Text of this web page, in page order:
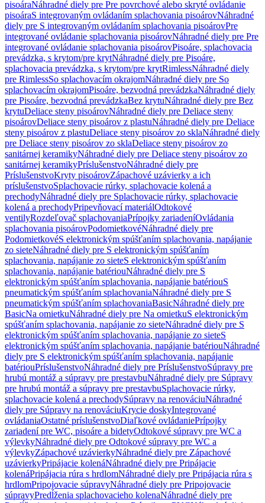
pisoáraNáhradné diely pre Pre povrchové alebo skryté ovládanie
pisoáraS integrovaným ovládaním splachovania pisoárovNáhradné
diely pre S integrovaným ovládaním splachovania pisoárovPre
integrované ovládanie splachovania pisoárovNáhradné diely pre Pre
integrované ovládanie splachovania pisoárovPisoáre, splachovacia
prevádzka, s krytom/pre krytNáhradné diely pre Pisoáre,
splachovacia prevádzka, s krytom/pre krytRimlessNáhradné diely
pre RimlessSo splachovacím okrajomNáhradné diely pre So
splachovacím okrajomPisoáre, bezvodná prevádzkaNáhradné diely
pre Pisoáre, bezvodná prevádzkaBez krytuNáhradné diely pre Bez
krytuDeliace steny pisoárovNáhradné diely pre Deliace steny
pisoárovDeliace steny pisoárov z plastuNáhradné diely pre Deliace
steny pisoárov z plastuDeliace steny pisoárov zo sklaNáhradné diely
pre Deliace steny pisoárov zo sklaDeliace steny pisoárov zo
sanitárnej keramikyNáhradné diely pre Deliace steny pisoárov zo
sanitárnej keramikyPríslušenstvoNáhradné diely pre
PríslušenstvoKryty pisoárovZápachové uzávierky a ich
príslušenstvoSplachovacie rúrky, splachovacie kolená a
prechodyNáhradné diely pre Splachovacie rúrky, splachovacie
kolená a prechodyPripevňovací materiálOdtokové
ventilyRozdeľovač splachovaniaPrípojky zariadeníOvládania
splachovania pisoárovPodomietkovéNáhradné diely pre
PodomietkovéS elektronickým spúšťaním splachovania, napájanie
zo sieteNáhradné diely pre S elektronickým spúšťaním
splachovania, napájanie zo sieteS elektronickým spúšťaním
splachovania, napájanie batériouNáhradné diely pre S
elektronickým spúšťaním splachovania, napájanie batériouS
pneumatickým spúšťaním splachovaniaNáhradné diely pre S
pneumatickým spúšťaním splachovaniaBasicNáhradné diely pre
BasicNa omietkuNáhradné diely pre Na omietkuS elektronickým
spúšťaním splachovania, napájanie zo sieteNáhradné diely pre S
elektronickým spúšťaním splachovania, napájanie zo sieteS
elektronickým spúšťaním splachovania, napájanie batériouNáhradné
diely pre S elektronickým spúšťaním splachovania, napájanie
batériouPríslušenstvoNáhradné diely pre PríslušenstvoSúpravy pre
hrubú montáž a súpravy pre prestavbuNáhradné diely pre Súpravy
pre hrubú montáž a súpravy pre prestavbuSplachovacie rúrky,
splachovacie kolená a prechodySúpravy na renováciuNáhradné
diely pre Súpravy na renováciuKrycie doskyIntegrované
ovládaniaOstatné príslušenstvoDiaľkové ovládaniePrípojky
zariadení pre WC, pisoáre a bidetyOdtokové súpravy pre WC a
výlevkyNáhradné diely pre Odtokové súpravy pre WC a
výlevkyZápachové uzávierkyNáhradné diely pre Zápachové
uzávierkyPripájacie kolenáNáhradné diely pre Pripájacie
kolenáPripájacia rúra s hrdlomNáhradné diely pre Pripájacia rúra s
hrdlomPripojovacie súpravyNáhradné diely pre Pripojovacie
súpravyPredĺženia splachovacieho kolenaNáhradné diely pre